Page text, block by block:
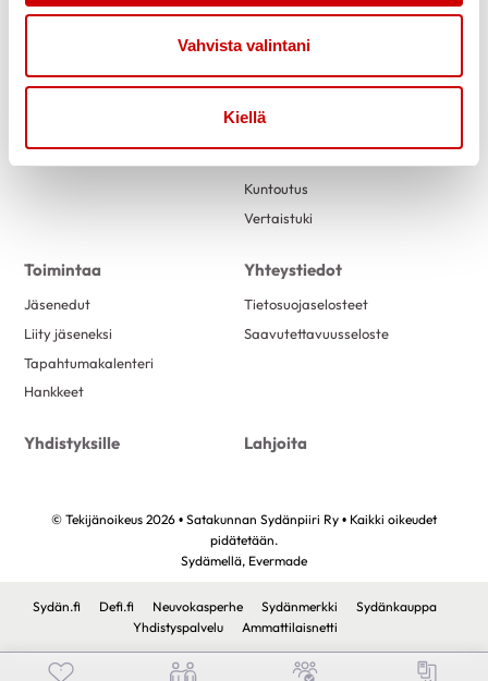
Vahvista valintani
Kiellä
Link to facebook
Link to twitter
Link to youtube
Tietoa Tukea
Verkkopuntari
Sydänneuvola – sairaanhoitajan
Kuntoutus
Vertaistuki
Toimintaa
Jäsenedut
Liity jäseneksi
Tapahtumakalenteri
Hankkeet
Yhteystiedot
Tietosuojaselosteet
Saavutettavuusseloste
Yhdistyksille Lahjoita
© Tekijänoikeus 2026 • Satakunnan Sydänpiiri Ry • Kaikki oikeudet
pidätetään.
Sydämellä, Evermade
Sydän.fi Defi.fi Neuvokasperhe Sydänmerkki
Sydänkauppa
Yhdistyspalvelu
Ammattilaisnetti